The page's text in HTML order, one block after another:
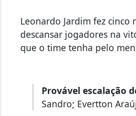
Leonardo Jardim fez cinco
descansar jogadores na
que o time tenha pelo
Provável escalação
Sandro; Evertton